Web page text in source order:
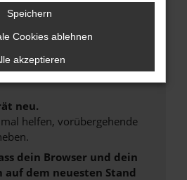
wie Werbeblocker,
bestimmter Seiten
die Seite in einem
oder in einem privaten
neu.
helfen, vorübergehende
dein Browser und dein
auf dem neuesten Stand
Speichern
Cookies ablehnen
akzeptieren